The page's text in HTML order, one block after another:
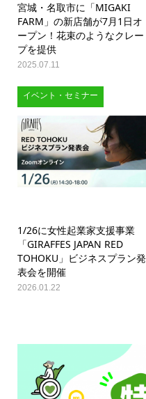
宮城・名取市に「MIGAKI
FARM」の新店舗が7月1日オ
ープン！花束のようなクレー
プを提供
2025.07.11
イベント・セミナー
1/26に女性起業家支援事業
「GIRAFFES JAPAN RED
TOHOKU」ビジネスプラン発
表会を開催
2026.01.22